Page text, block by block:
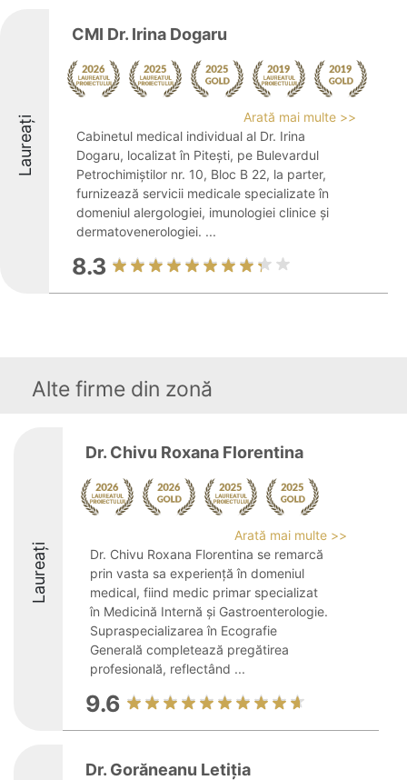
Laureați
CMI Dr. Irina Dogaru
Arată mai multe >>
Cabinetul medical individual al Dr. Irina
Dogaru, localizat în Pitești, pe Bulevardul
Petrochimiștilor nr. 10, Bloc B 22, la parter,
furnizează servicii medicale specializate în
domeniul alergologiei, imunologiei clinice și
dermatovenerologiei. ...
8.3
Alte firme din zonă
Laureați
Dr. Chivu Roxana Florentina
Arată mai multe >>
Dr. Chivu Roxana Florentina se remarcă
prin vasta sa experiență în domeniul
medical, fiind medic primar specializat
în Medicină Internă și Gastroenterologie.
Supraspecializarea în Ecografie
Generală completează pregătirea
profesională, reflectând ...
9.6
Dr. Gorăneanu Letiția